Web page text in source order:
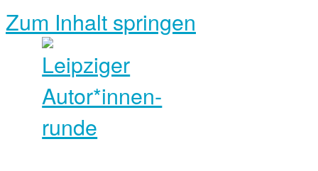
Zum Inhalt springen